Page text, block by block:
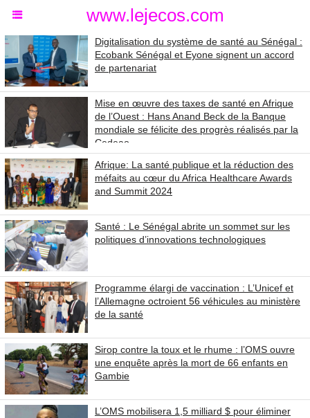
www.lejecos.com
Digitalisation du système de santé au Sénégal :
Ecobank Sénégal et Eyone signent un accord
de partenariat
Mise en œuvre des taxes de santé en Afrique
de l’Ouest : Hans Anand Beck de la Banque
mondiale se félicite des progrès réalisés par la
Cedeao
Afrique: La santé publique et la réduction des
méfaits au cœur du Africa Healthcare Awards
and Summit 2024
Santé : Le Sénégal abrite un sommet sur les
politiques d’innovations technologiques
Programme élargi de vaccination : L’Unicef et
l’Allemagne octroient 56 véhicules au ministère
de la santé
Sirop contre la toux et le rhume : l’OMS ouvre
une enquête après la mort de 66 enfants en
Gambie
L’OMS mobilisera 1,5 milliard $ pour éliminer